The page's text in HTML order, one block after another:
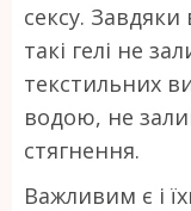
сексу.
такі гелі не
текстильних
водою, не
стягнення.
Важливим є і